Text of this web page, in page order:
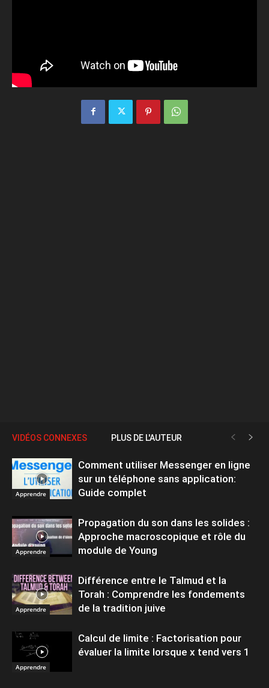
VIDÉOS CONNEXES PLUS DE L'AUTEUR
Apprendre
Comment utiliser Messenger en ligne
sur un téléphone sans application:
Guide complet
Apprendre
Propagation du son dans les solides :
Approche macroscopique et rôle du
module de Young
Apprendre
Différence entre le Talmud et la
Torah : Comprendre les fondements
de la tradition juive
Apprendre
Calcul de limite : Factorisation pour
évaluer la limite lorsque x tend vers 1